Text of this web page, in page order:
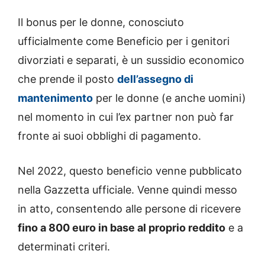
Il bonus per le donne, conosciuto
ufficialmente come Beneficio per i genitori
divorziati e separati, è un sussidio economico
che prende il posto dell’assegno di
mantenimento per le donne (e anche uomini)
nel momento in cui l’ex partner non può far
fronte ai suoi obblighi di pagamento.
Nel 2022, questo beneficio venne pubblicato
nella Gazzetta ufficiale. Venne quindi messo
in atto, consentendo alle persone di ricevere
fino a 800 euro in base al proprio reddito e a
determinati criteri.